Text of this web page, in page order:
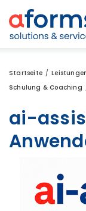
Zum Inhalt
Zum Menü
Zur Suche
Startseite
Schulung & Coaching
ai-